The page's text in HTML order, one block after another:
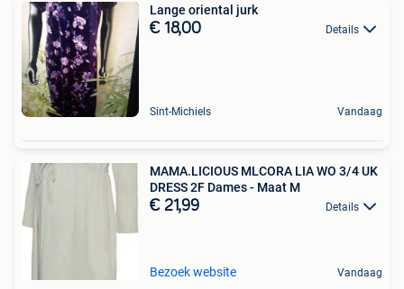
Lange oriental jurk
€ 18,00 Details
Sint-Michiels Vandaag
MAMA.LICIOUS MLCORA LIA WO 3/4 UK
DRESS 2F Dames - Maat M
€ 21,99 Details
Bezoek website Vandaag